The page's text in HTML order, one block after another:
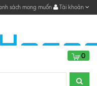
sách mong muốn Tài khoản
0